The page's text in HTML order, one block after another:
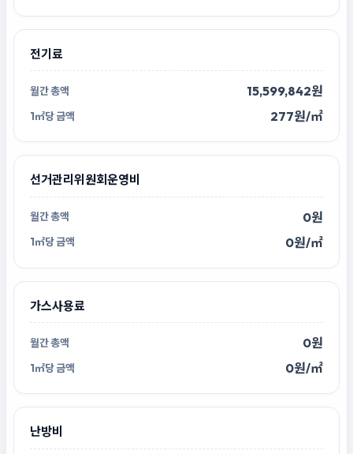
전기료
15,599,842원
277원/㎡
선거관리위원회운영비
0원
0원/㎡
가스사용료
0원
0원/㎡
난방비